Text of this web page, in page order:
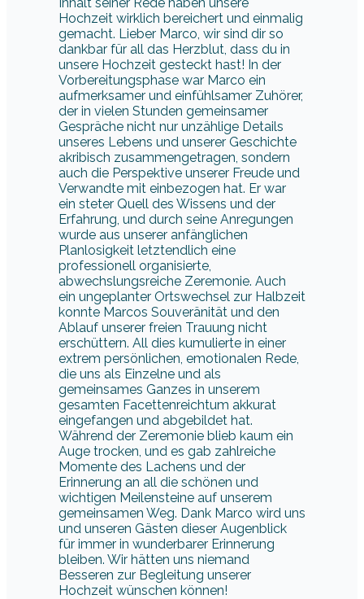
Hochzeit wirklich bereichert und einmalig
gemacht. Lieber Marco, wir sind dir so
dankbar für all das Herzblut, dass du in
unsere Hochzeit gesteckt hast! In der
Vorbereitungsphase war Marco ein
aufmerksamer und einfühlsamer Zuhörer,
der in vielen Stunden gemeinsamer
Gespräche nicht nur unzählige Details
unseres Lebens und unserer Geschichte
akribisch zusammengetragen, sondern
auch die Perspektive unserer Freude und
Verwandte mit einbezogen hat. Er war
ein steter Quell des Wissens und der
Erfahrung, und durch seine Anregungen
wurde aus unserer anfänglichen
Planlosigkeit letztendlich eine
professionell organisierte,
abwechslungsreiche Zeremonie. Auch
ein ungeplanter Ortswechsel zur Halbzeit
konnte Marcos Souveränität und den
Ablauf unserer freien Trauung nicht
erschüttern. All dies kumulierte in einer
extrem persönlichen, emotionalen Rede,
die uns als Einzelne und als
gemeinsames Ganzes in unserem
gesamten Facettenreichtum akkurat
eingefangen und abgebildet hat.
Während der Zeremonie blieb kaum ein
Auge trocken, und es gab zahlreiche
Momente des Lachens und der
Erinnerung an all die schönen und
wichtigen Meilensteine auf unserem
gemeinsamen Weg. Dank Marco wird uns
und unseren Gästen dieser Augenblick
für immer in wunderbarer Erinnerung
bleiben. Wir hätten uns niemand
Besseren zur Begleitung unserer
Hochzeit wünschen können!